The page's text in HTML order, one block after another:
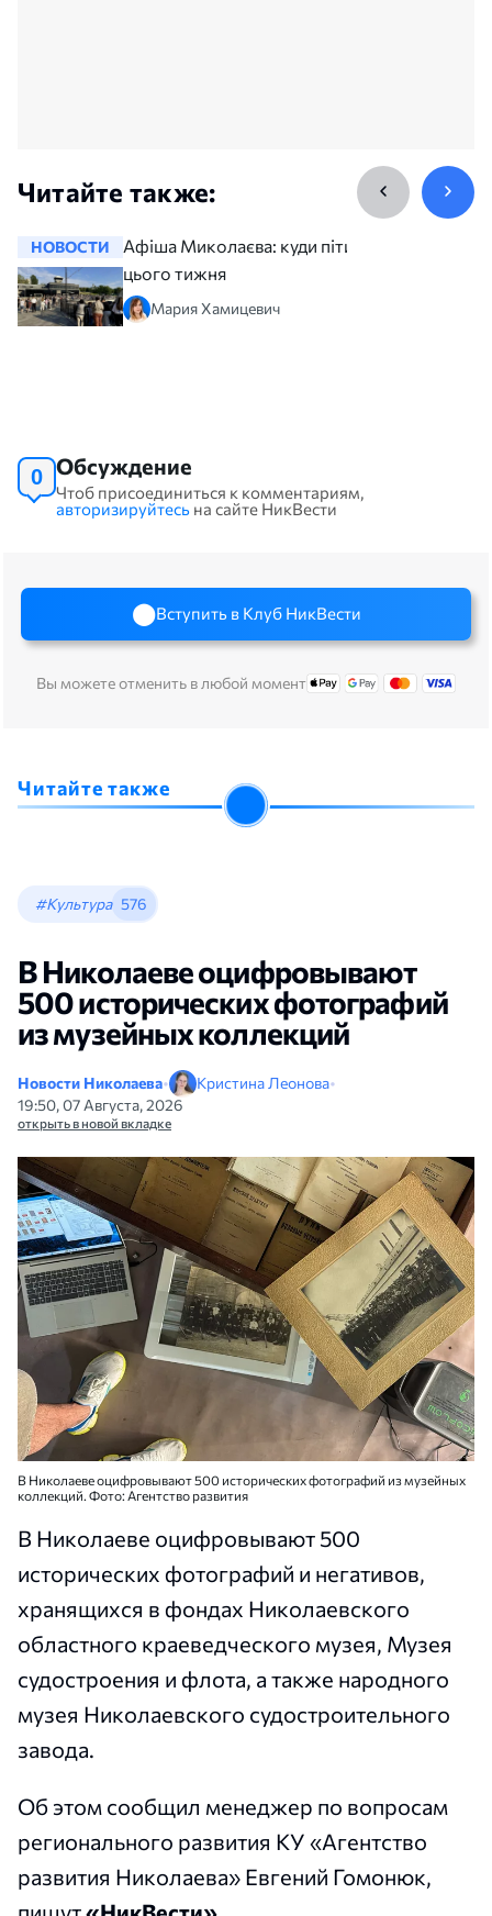
Читайте также:
НОВОСТИ
Афіша Миколаєва: куди піти
цього тижня
Мария Хамицевич
0 Обсуждение
Чтоб присоединиться к комментариям,
авторизируйтесь на сайте НикВести
Вступить в Клуб НикВести
Вы можете отменить в любой момент
Читайте также
#Культура 576
В Николаеве оцифровывают
500 исторических фотографий
из музейных коллекций
Новости Николаева• Кристина Леонова•
19:50, 07 Августа, 2026
открыть в новой вкладке
В Николаеве оцифровывают 500 исторических фотографий из музейных
коллекций. Фото: Агентство развития
В Николаеве оцифровывают 500
исторических фотографий и негативов,
хранящихся в фондах Николаевского
областного краеведческого музея, Музея
судостроения и флота, а также народного
музея Николаевского судостроительного
завода.
Об этом сообщил менеджер по вопросам
регионального развития КУ «Агентство
развития Николаева» Евгений Гомонюк,